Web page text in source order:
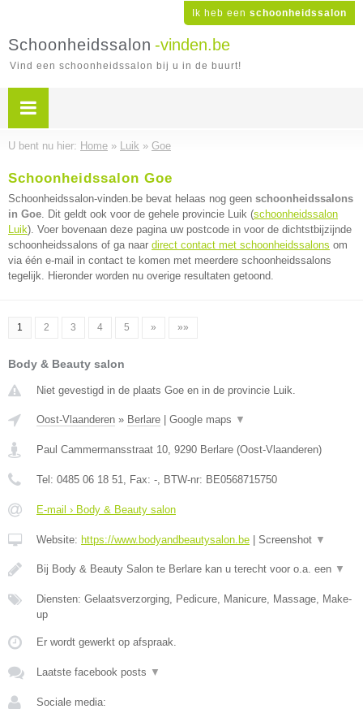
Ik heb een schoonheidssalon
Schoonheidssalon -vinden.be
Vind een schoonheidssalon bij u in de buurt!
U bent nu hier: Home » Luik » Goe
Schoonheidssalon Goe
Schoonheidssalon-vinden.be bevat helaas nog geen schoonheidssalons
in Goe. Dit geldt ook voor de gehele provincie Luik (schoonheidssalon
Luik). Voer bovenaan deze pagina uw postcode in voor de dichtstbijzijnde
schoonheidssalons of ga naar direct contact met schoonheidssalons om
via één e-mail in contact te komen met meerdere schoonheidssalons
tegelijk. Hieronder worden nu overige resultaten getoond.
1 2 3 4 5 » »»
Body & Beauty salon
Niet gevestigd in de plaats Goe en in de provincie Luik.
Oost-Vlaanderen » Berlare Google maps ▼
Paul Cammermansstraat 10, 9290 Berlare (Oost-Vlaanderen)
Tel: 0485 06 18 51, Fax: -, BTW-nr: BE0568715750
E-mail › Body & Beauty salon
Website: https://www.bodyandbeautysalon.be Screenshot ▼
Bij Body & Beauty Salon te Berlare kan u terecht voor o.a. een ▼
Diensten: Gelaatsverzorging, Pedicure, Manicure, Massage, Make-
up
Er wordt gewerkt op afspraak.
Laatste facebook posts ▼
Sociale media: